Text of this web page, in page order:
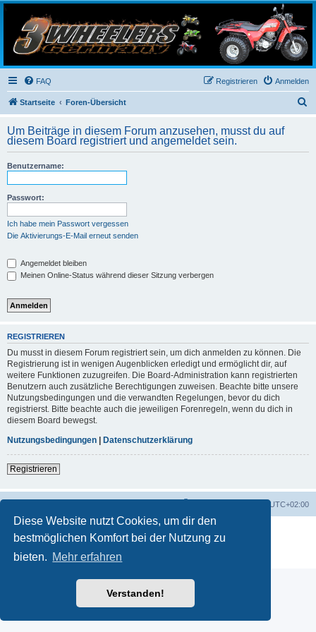
Diese Website nutzt Cookies, um dir den
bestmöglichen Komfort bei der Nutzung zu
bieten. Mehr erfahren
Verstanden!
3-Wheelers Germany
Honda, Yamaha, Kawasaki Trike
FAQ Anmelden
Registrieren
Startseite Foren-Übersicht
h
Um Beiträge in diesem Forum anzusehen, musst du auf
diesem Board registriert und angemeldet sein.
Benutzername:
Passwort:
Ich habe mein Passwort vergessen
Die Aktivierungs-E-Mail erneut senden
Angemeldet bleiben
Meinen Online-Status während dieser Sitzung verbergen
REGISTRIEREN
Du musst in diesem Forum registriert sein, um dich anmelden zu können. Die
Registrierung ist in wenigen Augenblicken erledigt und ermöglicht dir, auf
weitere Funktionen zuzugreifen. Die Board-Administration kann registrierten
Benutzern auch zusätzliche Berechtigungen zuweisen. Beachte bitte unsere
Nutzungsbedingungen und die verwandten Regelungen, bevor du dich
registrierst. Bitte beachte auch die jeweiligen Forenregeln, wenn du dich in
diesem Board bewegst.
Nutzungsbedingungen
Datenschutzerklärung
Registrieren
UTC+02:00
Deutsche Übersetzung durchphpBB.de
Datenschutz